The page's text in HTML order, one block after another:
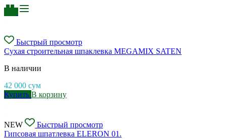
Быстрый просмотр
Сухая строительная шпаклевка MEGAMIX SATEN
В наличии
42 000 сум
Купить В корзину
NEW
Быстрый просмотр
Гипсовая шпатлевка ELERON 01.